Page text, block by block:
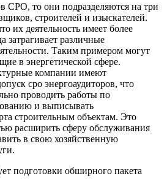
СРО, то они подразделяются на три
строителей и изыскателей.
их деятельность имеет более
затрагивает различные
Таким примером могут
в энергетической сфере.
компании имеют
сро энергоаудиторов, что
проводить работы по
и выписывать
строительным объектам. Это
расширить сферу обслуживания
в свою хозяйственную
подготовки обширного пакета